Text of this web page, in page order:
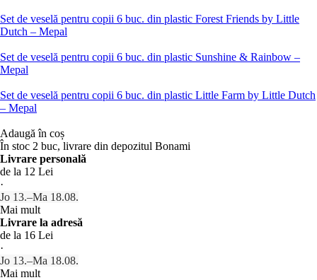
Set de veselă pentru copii 6 buc. din plastic Forest Friends by Little
Dutch – Mepal
Set de veselă pentru copii 6 buc. din plastic Sunshine & Rainbow –
Mepal
Set de veselă pentru copii 6 buc. din plastic Little Farm by Little Dutch
– Mepal
Adaugă în coș
În stoc 2 buc, livrare din depozitul Bonami
Livrare personală
de la 12 Lei
·
Jo 13.–Ma 18.08.
Mai mult
Livrare la adresă
de la 16 Lei
·
Jo 13.–Ma 18.08.
Mai mult